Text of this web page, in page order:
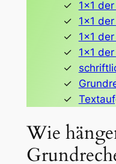
1×1
1×1
1×1
1×1
Wie